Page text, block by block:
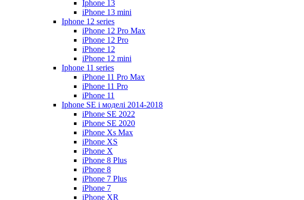
Iphone 13
iPhone 13 mini
Iphone 12 series
iPhone 12 Pro Max
iPhone 12 Pro
iPhone 12
iPhone 12 mini
Iphone 11 series
iPhone 11 Pro Max
iPhone 11 Pro
iPhone 11
Iphone SE і моделі 2014-2018
iPhone SE 2022
iPhone SE 2020
iPhone Xs Max
iPhone XS
iPhone X
iPhone 8 Plus
iPhone 8
iPhone 7 Plus
iPhone 7
iPhone XR